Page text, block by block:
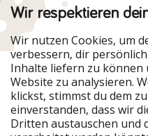
Wir respektieren
Wir nutzen Cookies, um
verbessern, dir
Inhalte liefern zu
Website zu analysieren.
klickst, stimmst du dem
einverstanden, dass wir
Dritten austauschen und